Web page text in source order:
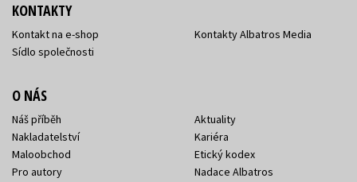
KONTAKTY
Kontakt na e-shop
Sídlo společnosti
Kontakty Albatros Media
O NÁS
Náš příběh
Nakladatelství
Maloobchod
Pro autory
Aktuality
Kariéra
Etický kodex
Nadace Albatros